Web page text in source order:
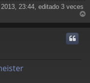
23:44, editado 3 veces
r